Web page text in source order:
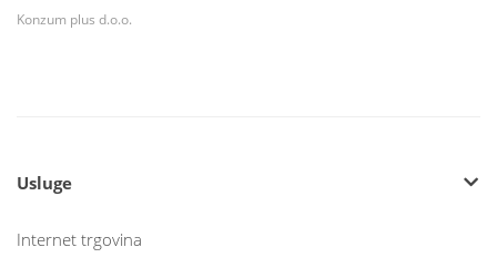
Konzum plus d.o.o.
Usluge
Internet trgovina